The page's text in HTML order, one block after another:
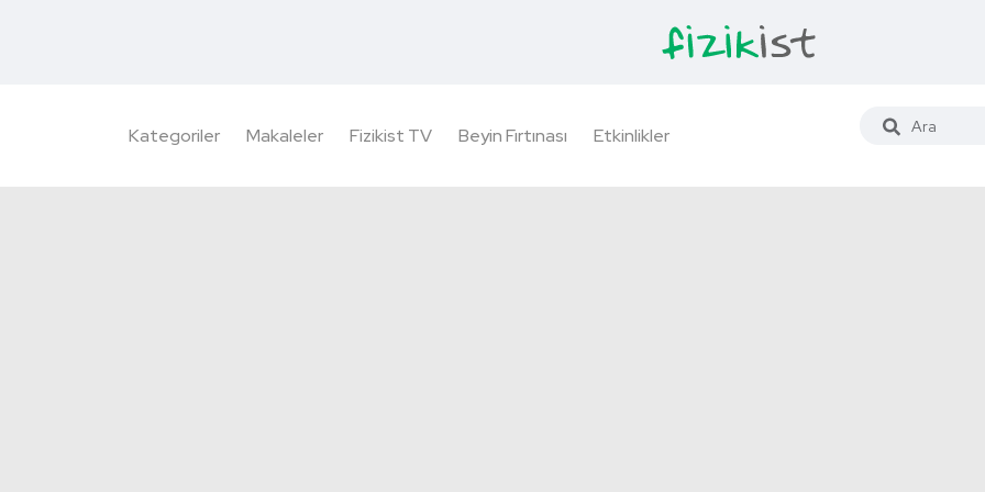
Kategoriler Makaleler Fizikist TV Beyin Fırtınası Etkinlikler